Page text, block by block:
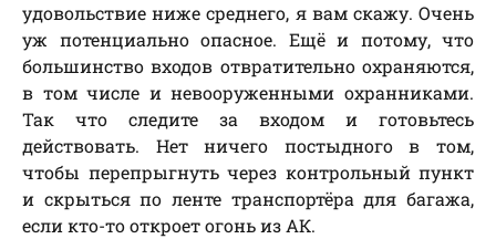
удовольствие ниже среднего, я вам скажу. Очень
уж потенциально опасное. Ещё и потому, что
большинство входов отвратительно охраняются,
в том числе и невооруженными охранниками.
Так что следите за входом и готовьтесь
действовать. Нет ничего постыдного в том,
чтобы перепрыгнуть через контрольный пункт
и скрыться по ленте транспортёра для багажа,
если кто-то откроет огонь из АК.